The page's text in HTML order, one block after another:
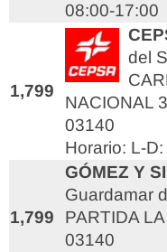
08:00-17:00
1,799
del
NACIONAL
03140
Horario: L-
1,799
GÓMEZ Y
Guardamar
PARTIDA
03140